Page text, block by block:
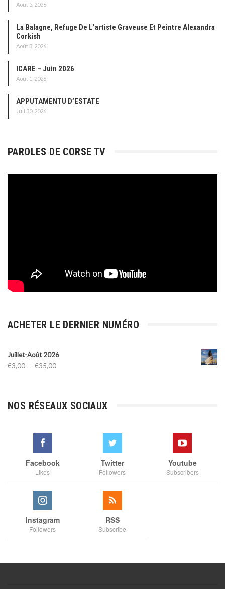
Août 5, 2026
La Balagne, Refuge De L’artiste Graveuse Et Peintre Alexandra
Corkish
Août 3, 2026
ICARE – Juin 2026
Août 1, 2026
APPUTAMENTU D’ESTATE
Juil 30, 2026
PAROLES DE CORSE TV
ACHETER LE DERNIER NUMÉRO
Juillet-Août 2026
€3,00 – €35,00Plage
à
NOS RÉSEAUX SOCIAUX
Facebook
Likes
Twitter
Followers
Youtube
Subscribers
Instagram
Followers
RSS
Subscribe